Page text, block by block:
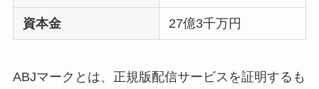
資本金 27億3千万円
ABJマークとは、正規版配信サービスを証明するも